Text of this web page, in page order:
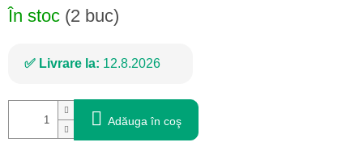
În stoc (2 buc)
Livrare la: 12.8.2026
Adăuga în coş